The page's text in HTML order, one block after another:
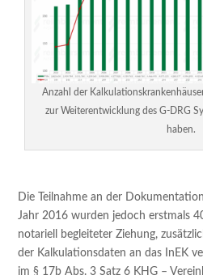
Anzahl der
zur Weiterentwicklung des G-DRG
haben.
Die Teilnahme an der
Jahr 2016 wurden jedoch erstmals
notariell begleiteter Ziehung,
der Kalkulationsdaten an das InEK
im § 17b Abs. 3 Satz 6 KHG –